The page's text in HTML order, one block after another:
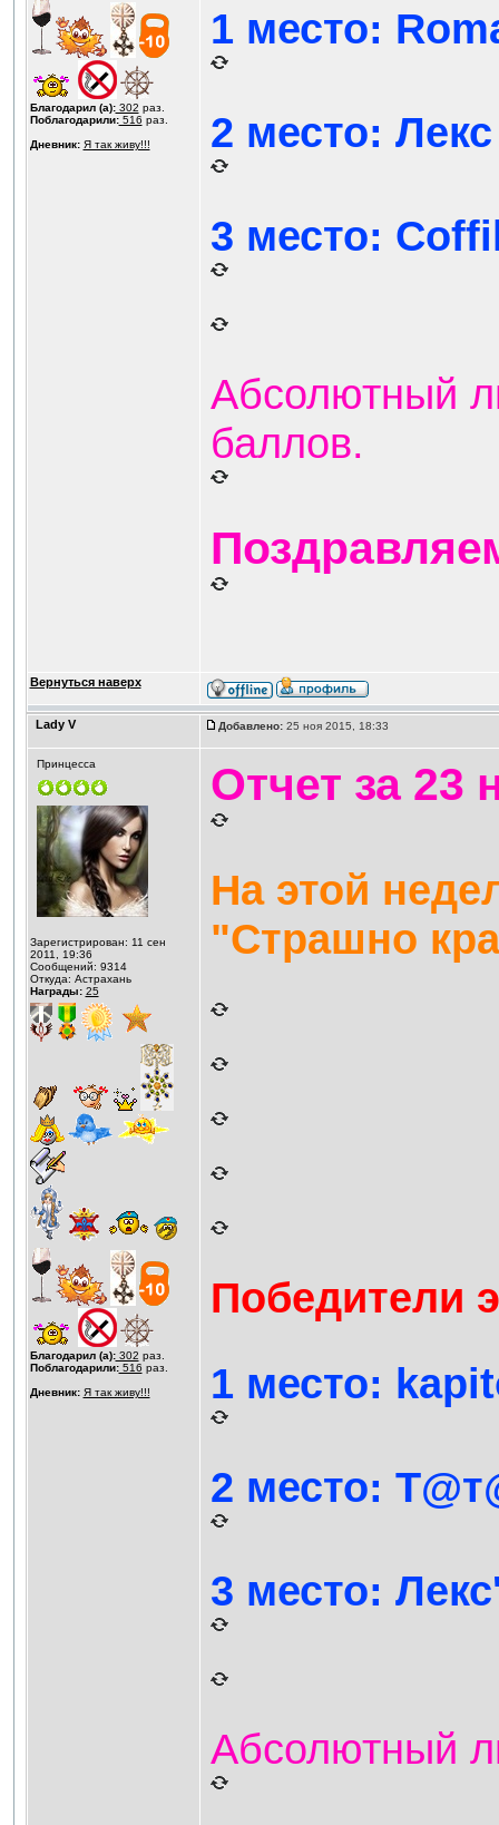
Благодарил (а):302 раз.
Поблагодарили:516 раз.
Дневник: Я так живу!!!
1 место:
2 место:
3 место:
Абсолютный
баллов.
Вернуться наверх
Lady V Добавлено:25 ноя 2015, 18:33
Принцесса
Зарегистрирован: 11 сен
2011, 19:36
Сообщений: 9314
Откуда: Астрахань
Награды: 25
Благодарил (а):302 раз.
Поблагодарили:516 раз.
Дневник: Я так живу!!!
Отчет за 23
На этой
"Страшно
Победители
1 место:
2 место:
3 место:
Абсолютный